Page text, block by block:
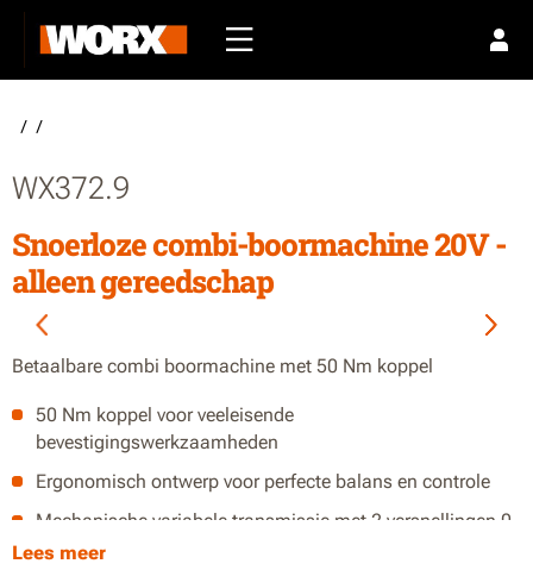
/ /
WX372.9
Snoerloze combi-boormachine 20V -
alleen gereedschap
Betaalbare combi boormachine met 50 Nm koppel
50 Nm koppel voor veeleisende
bevestigingswerkzaamheden
Ergonomisch ontwerp voor perfecte balans en controle
Mechanische variabele transmissie met 2 versnellingen 0-
550 en 0-1.800 RPM
Lees meer